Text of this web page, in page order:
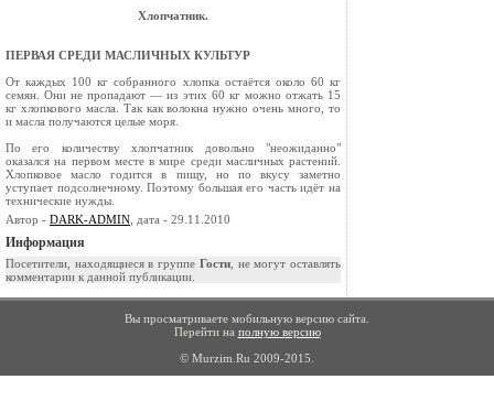
Хлопчатник.
ПЕРВАЯ СРЕДИ МАСЛИЧНЫХ КУЛЬТУР
От каждых 100 кг собранного хлопка остаётся около 60 кг
семян. Они не пропадают — из этих 60 кг можно отжать 15
кг хлопкового масла. Так как волокна нужно очень много, то
и масла получаются целые моря.
По его количеству хлопчатник довольно "неожиданно"
оказался на первом месте в мире среди масличных рас­тений.
Хлопковое масло годится в пищу, но по вкусу замет­но
уступает подсолнечному. Поэтому большая его часть идёт на
технические нужды.
Автор - DARK-ADMIN , дата - 29.11.2010
Информация
Посетители, находящиеся в группе Гости, не могут оставлять
комментарии к данной публикации.
Вы просматриваете мобильную версию сайта.
Перейти на полную версию
© Murzim.Ru 2009-2015.